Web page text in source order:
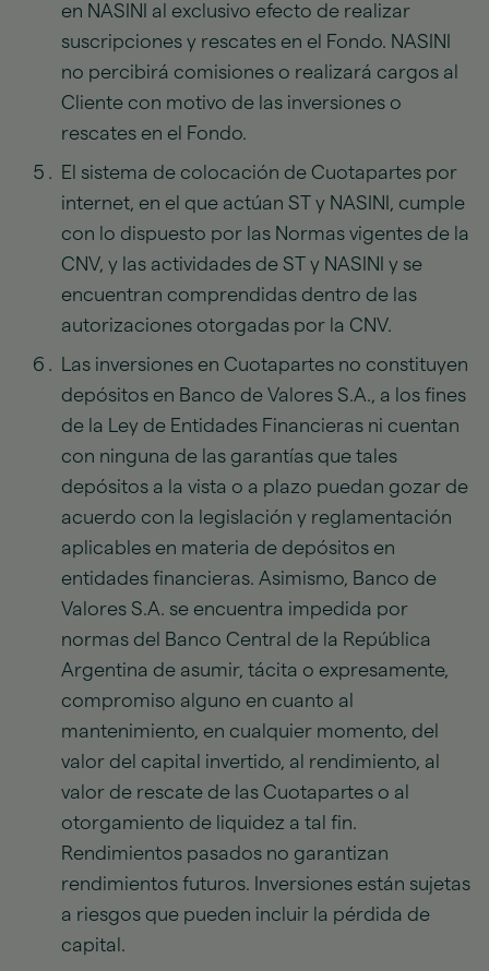
en NASINI al exclusivo efecto de realizar
suscripciones y rescates en el Fondo. NASINI
no percibirá comisiones o realizará cargos al
Cliente con motivo de las inversiones o
rescates en el Fondo.
El sistema de colocación de Cuotapartes por
internet, en el que actúan ST y NASINI, cumple
con lo dispuesto por las Normas vigentes de la
CNV, y las actividades de ST y NASINI y se
encuentran comprendidas dentro de las
autorizaciones otorgadas por la CNV.
Las inversiones en Cuotapartes no constituyen
depósitos en Banco de Valores S.A., a los fines
de la Ley de Entidades Financieras ni cuentan
con ninguna de las garantías que tales
depósitos a la vista o a plazo puedan gozar de
acuerdo con la legislación y reglamentación
aplicables en materia de depósitos en
entidades financieras. Asimismo, Banco de
Valores S.A. se encuentra impedida por
normas del Banco Central de la República
Argentina de asumir, tácita o expresamente,
compromiso alguno en cuanto al
mantenimiento, en cualquier momento, del
valor del capital invertido, al rendimiento, al
valor de rescate de las Cuotapartes o al
otorgamiento de liquidez a tal fin.
Rendimientos pasados no garantizan
rendimientos futuros. Inversiones están sujetas
a riesgos que pueden incluir la pérdida de
capital.